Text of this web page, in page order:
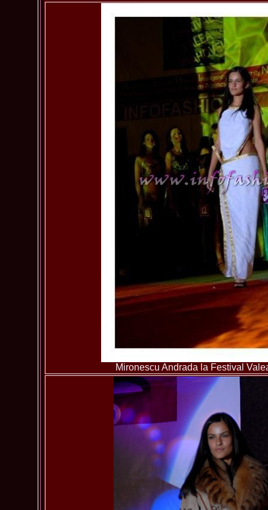
Mironescu Andrada la Festival